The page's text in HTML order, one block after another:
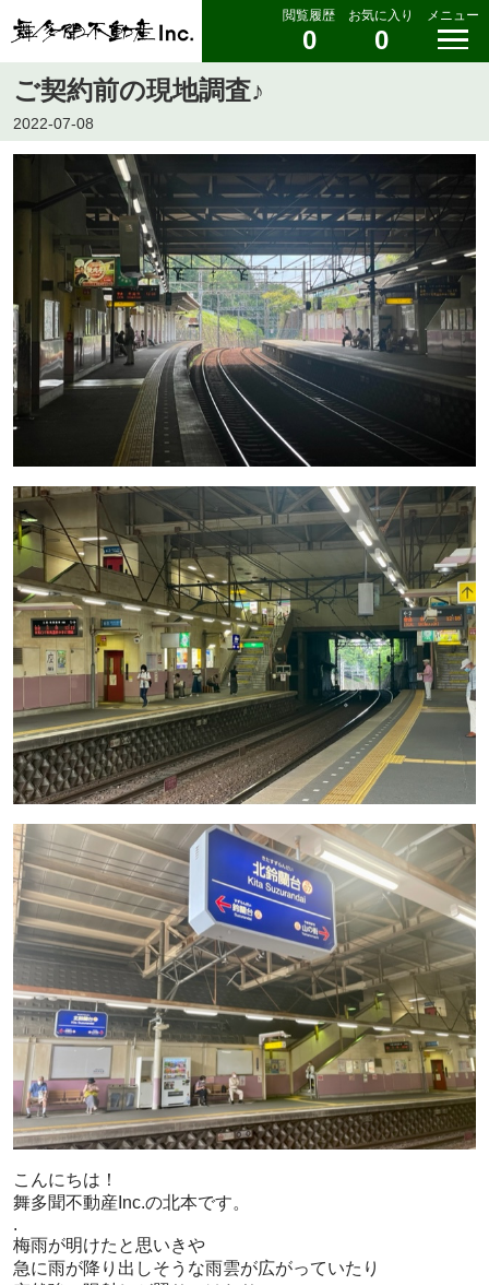
閲覧履歴
0
お気に入り
0
メニュー
ご契約前の現地調査♪
2022-07-08
こんにちは！
舞多聞不動産Inc.の北本です。
.
梅雨が明けたと思いきや
急に雨が降り出しそうな雨雲が広がっていたり